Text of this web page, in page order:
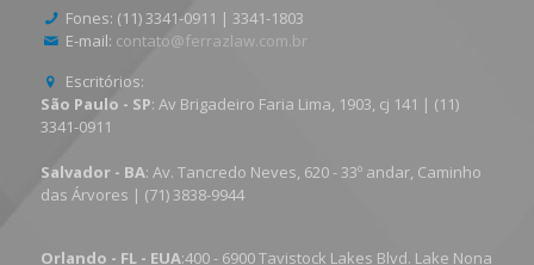
Fones: (11) 3341-0911 | 3341-1803
E-mail: contato@ferrazlaw.com.br
Escritórios:
São Paulo - SP: Av Brigadeiro Faria Lima, 1903, cj 141 | (11)
3341-0911
Salvador - BA: Av. Tancredo Neves, 620 - 33º andar, Caminho
das Árvores | (71) 3838-9944
Orlando - FL - EUA:400 - 6900 Tavistock Lakes Blvd. Lake Nona